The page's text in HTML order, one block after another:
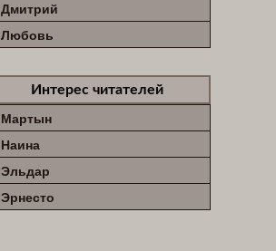
Дмитрий
Любовь
Интерес читателей
Мартын
Наина
Эльдар
Эрнесто